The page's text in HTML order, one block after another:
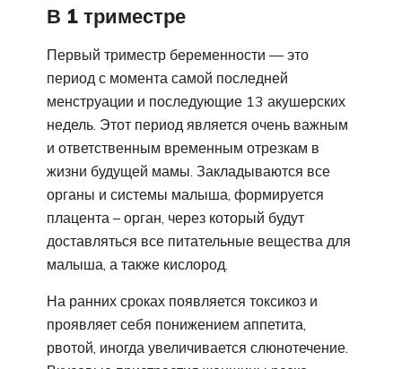
В 1 триместре
Первый триместр беременности — это
период с момента самой последней
менструации и последующие 13 акушерских
недель. Этот период является очень важным
и ответственным временным отрезкам в
жизни будущей мамы. Закладываются все
органы и системы малыша, формируется
плацента – орган, через который будут
доставляться все питательные вещества для
малыша, а также кислород.
На ранних сроках появляется токсикоз и
проявляет себя понижением аппетита,
рвотой, иногда увеличивается слюнотечение.